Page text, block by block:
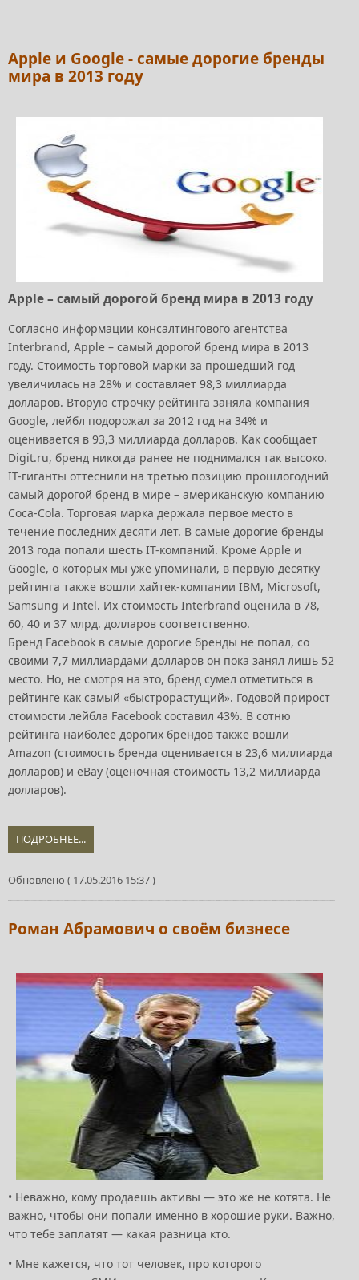
Apple и Google - самые дорогие бренды
мира в 2013 году
Apple – самый дорогой бренд мира в 2013 году
Согласно информации консалтингового агентства
Interbrand, Apple – самый дорогой бренд мира в 2013
году. Стоимость торговой марки за прошедший год
увеличилась на 28% и составляет 98,3 миллиарда
долларов. Вторую строчку рейтинга заняла компания
Google, лейбл подорожал за 2012 год на 34% и
оценивается в 93,3 миллиарда долларов. Как сообщает
Digit.ru, бренд никогда ранее не поднимался так высоко.
IT-гиганты оттеснили на третью позицию прошлогодний
самый дорогой бренд в мире – американскую компанию
Coca-Cola. Торговая марка держала первое место в
течение последних десяти лет. В самые дорогие бренды
2013 года попали шесть IT-компаний. Кроме Apple и
Google, о которых мы уже упоминали, в первую десятку
рейтинга также вошли хайтек-компании IBM, Microsoft,
Samsung и Intel. Их стоимость Interbrand оценила в 78,
60, 40 и 37 млрд. долларов соответственно.
Бренд Facebook в самые дорогие бренды не попал, со
своими 7,7 миллиардами долларов он пока занял лишь 52
место. Но, не смотря на это, бренд сумел отметиться в
рейтинге как самый «быстрорастущий». Годовой прирост
стоимости лейбла Facebook составил 43%. В сотню
рейтинга наиболее дорогих брендов также вошли
Amazon (стоимость бренда оценивается в 23,6 миллиарда
долларов) и eBay (оценочная стоимость 13,2 миллиарда
долларов).
ПОДРОБНЕЕ...
Обновлено ( 17.05.2016 15:37 )
Роман Абрамович о своём бизнесе
• Неважно, кому продаешь активы — это же не котята. Не
важно, чтобы они попали именно в хорошие руки. Важно,
что тебе заплатят — какая разница кто.
• Мне кажется, что тот человек, про которого